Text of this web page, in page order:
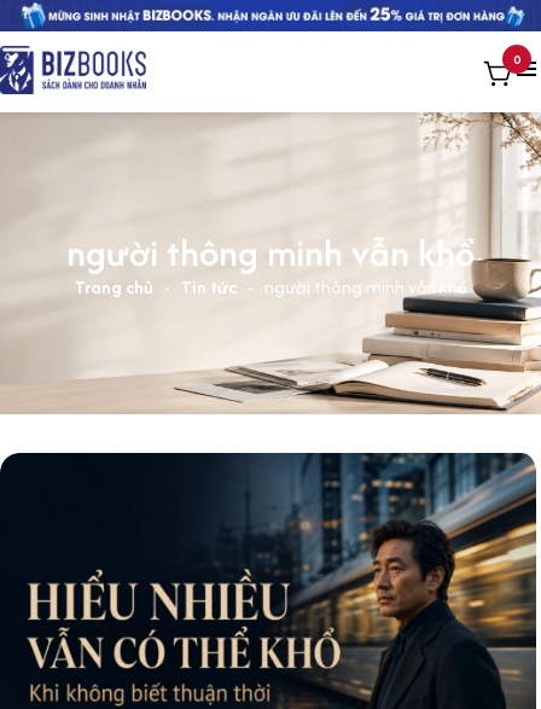
0
người thông minh vẫn khổ
Trang chủ - Tin tức - người thông minh vẫn khổ